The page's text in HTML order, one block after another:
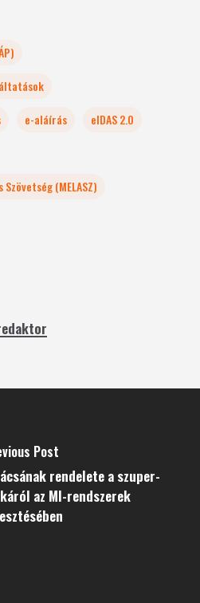
e-aláírás
eIDAS 2.0
(MELASZ)
Post
rendelete a szuper-
az MI-rendszerek